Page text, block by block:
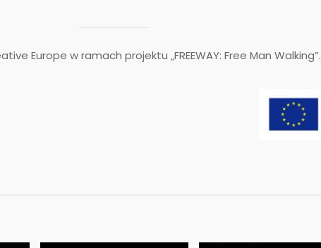
Europe w ramach projektu „FREEWAY: Free Man Walking”.